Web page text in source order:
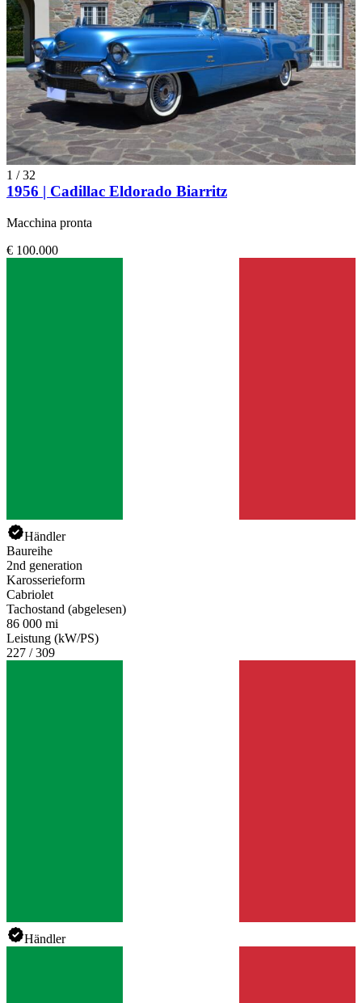
1 /32
1956 | Cadillac Eldorado Biarritz
Macchina pronta
€ 100.000
Händler
Baureihe
2nd generation
Karosserieform
Cabriolet
Tachostand (abgelesen)
86 000 mi
Leistung (kW/PS)
227 / 309
Händler